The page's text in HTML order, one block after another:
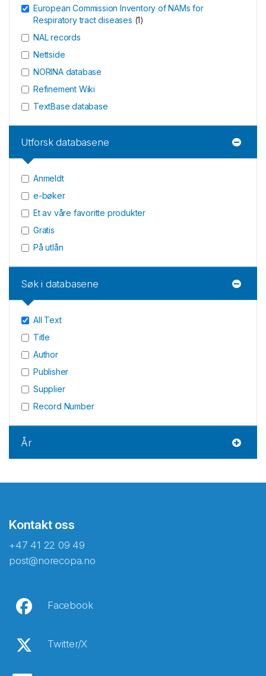
European Commission Inventory of NAMs for
Respiratory tract diseases (1)
NAL records
Nettside
NORINA database
Refinement Wiki
TextBase database
Utforsk databasene
Anmeldt
e-bøker
Et av våre favoritte produkter
Gratis
På utlån
Søk i databasene
All Text
Title
Author
Publisher
Supplier
Record Number
År
Kontakt oss
+47 41 22 09 49
post@norecopa.no
Facebook
Twitter/X